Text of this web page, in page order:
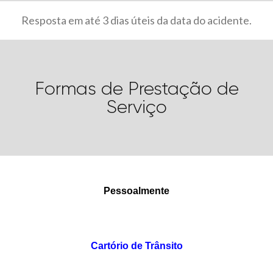
Resposta em até 3 dias úteis da data do acidente.
Formas de Prestação de
Serviço
Pessoalmente
Cartório de Trânsito